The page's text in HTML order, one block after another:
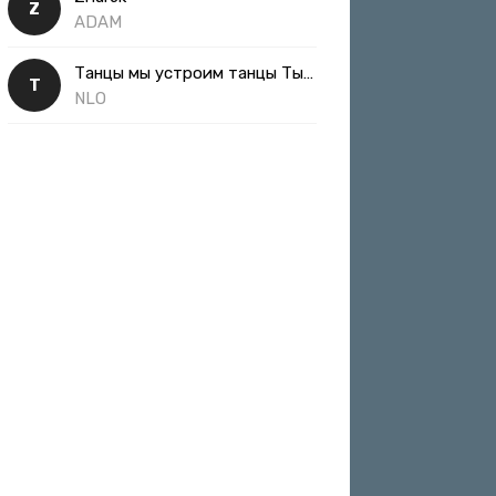
Z
ADAM
Т
Танцы мы устроим танцы Ты такая классная
NLO